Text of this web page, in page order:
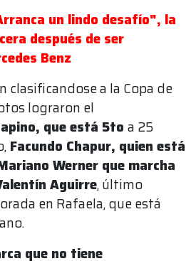
un lindo desafío", la
después de ser
Benz
clasificandose a la Copa de
lograron el
que está 5to a 25
Facundo Chapur, quien está
Werner que marcha
Aguirre, último
en Rafaela, que está
que no tiene